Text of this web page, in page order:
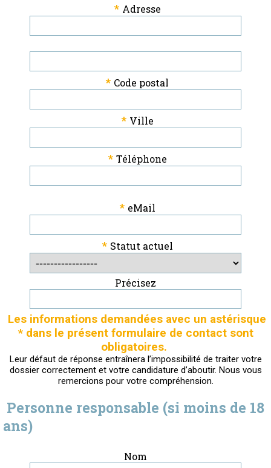
* Adresse
* Code postal
* Ville
* Téléphone
* eMail
* Statut actuel
Précisez
Les informations demandées avec un astérisque
* dans le présent formulaire de contact sont
obligatoires.
Leur défaut de réponse entraînera l’impossibilité de traiter votre
dossier correctement et votre candidature d’aboutir. Nous vous
remercions pour votre compréhension.
Personne responsable (si moins de 18
ans)
Nom